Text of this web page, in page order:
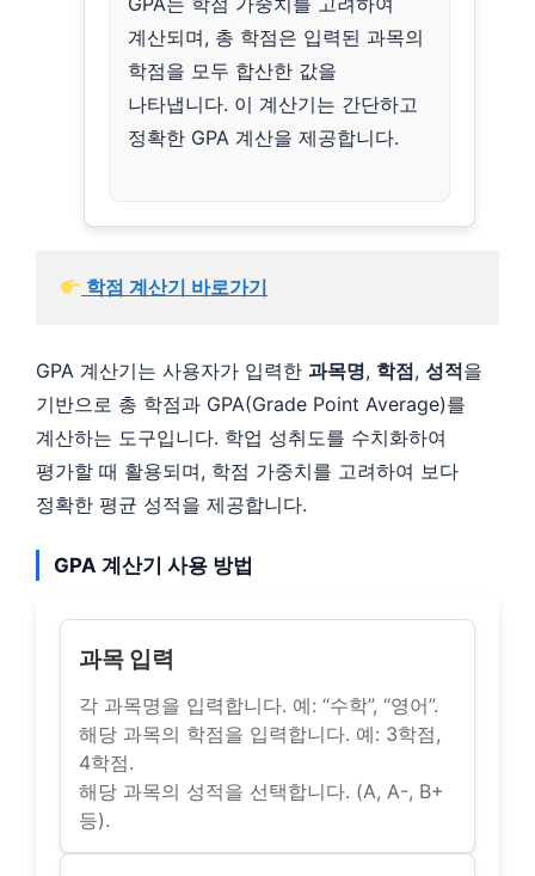
계산되며, 총 학점은 입력된 과목의
학점을 모두 합산한 값을
나타냅니다. 이 계산기는 간단하고
정확한 GPA 계산을 제공합니다.
학점 계산기 바로가기
GPA 계산기는 사용자가 입력한 과목명, 학점, 성적을
기반으로 총 학점과 GPA(Grade Point Average)를
계산하는 도구입니다. 학업 성취도를 수치화하여
평가할 때 활용되며, 학점 가중치를 고려하여 보다
정확한 평균 성적을 제공합니다.
GPA 계산기 사용 방법
과목 입력
각 과목명을 입력합니다. 예: “수학”, “영어”.
해당 과목의 학점을 입력합니다. 예: 3학점,
4학점.
해당 과목의 성적을 선택합니다. (A, A-, B+
등).